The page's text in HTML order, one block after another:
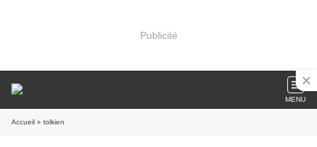
Publicité
MENU
Accueil » tolkien